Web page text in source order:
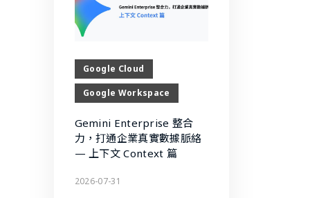
Google Cloud
Google Workspace
Gemini Enterprise 整合
力，打通企業真實數據脈絡
— 上下文 Context 篇
2026-07-31